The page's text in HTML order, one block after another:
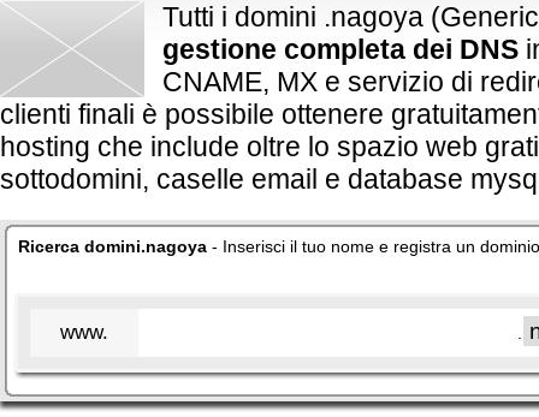
Tutti i domini .nagoya
gestione completa dei DNS
CNAME, MX e servizio di
clienti finali è possibile ottenere
hosting che include oltre lo spazio web
sottodomini, caselle email e database
Ricerca domini.nagoya - Inserisci il tuo nome e registra un
www.